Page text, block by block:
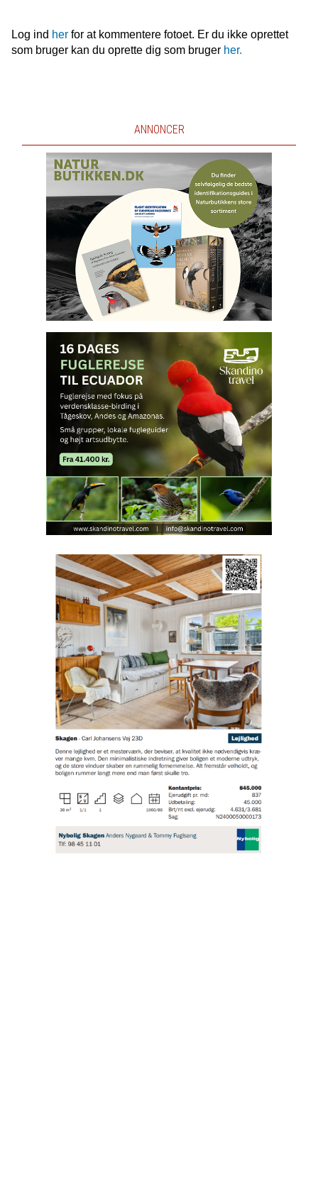
Log ind herfor at kommentere fotoet. Er du ikke oprettet
som bruger kan du oprette dig som bruger her.
ANNONCER